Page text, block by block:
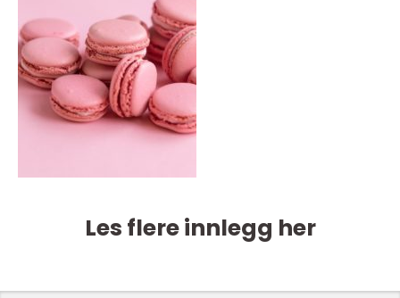
Les flere innlegg her